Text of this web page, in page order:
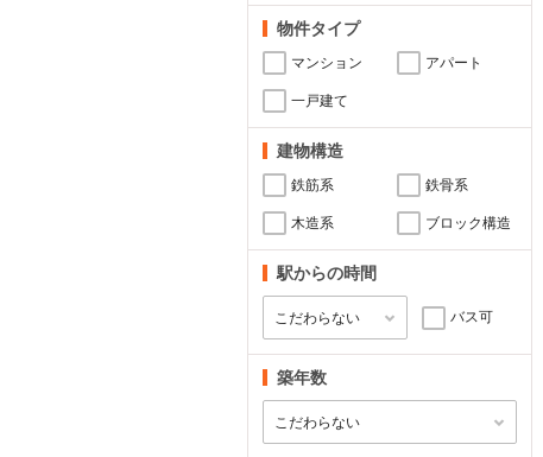
物件タイプ
マンション アパート
一戸建て
建物構造
鉄筋系 鉄骨系
木造系 ブロック構造
駅からの時間
バス可
築年数